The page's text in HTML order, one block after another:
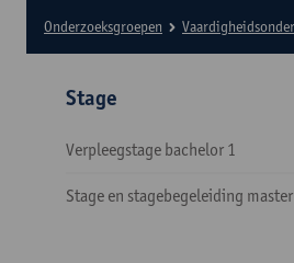
Onderzoeksgroepen
Stage
Verpleegstage bachelor 1
Stage en stagebegeleiding